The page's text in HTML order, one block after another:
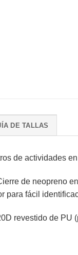
DE TALLAS
de actividades
de neopreno
para fácil
revestido de PU